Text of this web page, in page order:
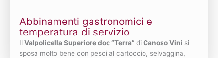
Abbinamenti gastronomici e
temperatura di servizio
Il Valpolicella Superiore doc “Terra” diCanoso Vini si
sposa molto bene con pesci al cartoccio, selvaggina,